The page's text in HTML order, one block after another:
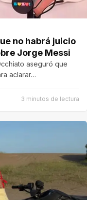
no habrá juicio
Jorge Messi
aseguró que
aclarar…
3 minutos de lectura